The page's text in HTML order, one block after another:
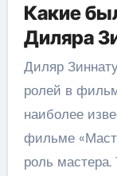
Какие
Диляра
Диляр
ролей в
наиболее
фильме
роль